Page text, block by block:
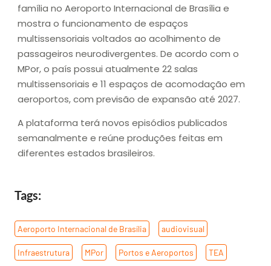
família no Aeroporto Internacional de Brasília e
mostra o funcionamento de espaços
multissensoriais voltados ao acolhimento de
passageiros neurodivergentes. De acordo com o
MPor, o país possui atualmente 22 salas
multissensoriais e 11 espaços de acomodação em
aeroportos, com previsão de expansão até 2027.
A plataforma terá novos episódios publicados
semanalmente e reúne produções feitas em
diferentes estados brasileiros.
Tags:
Aeroporto Internacional de Brasília audiovisual
Infraestrutura MPor Portos e Aeroportos TEA